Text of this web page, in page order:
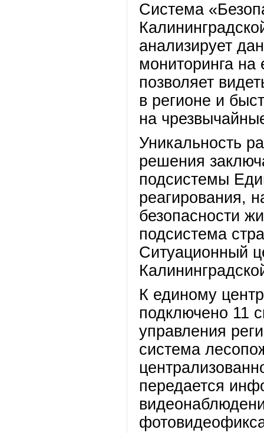
Система
анализирует
мониторинга
позволяет
в регионе и
на
Уникальность
решения
подсистемы
реагирования,
безопасности
подсистема
Ситуационный
К единому
подключено 11
управления
система
передается